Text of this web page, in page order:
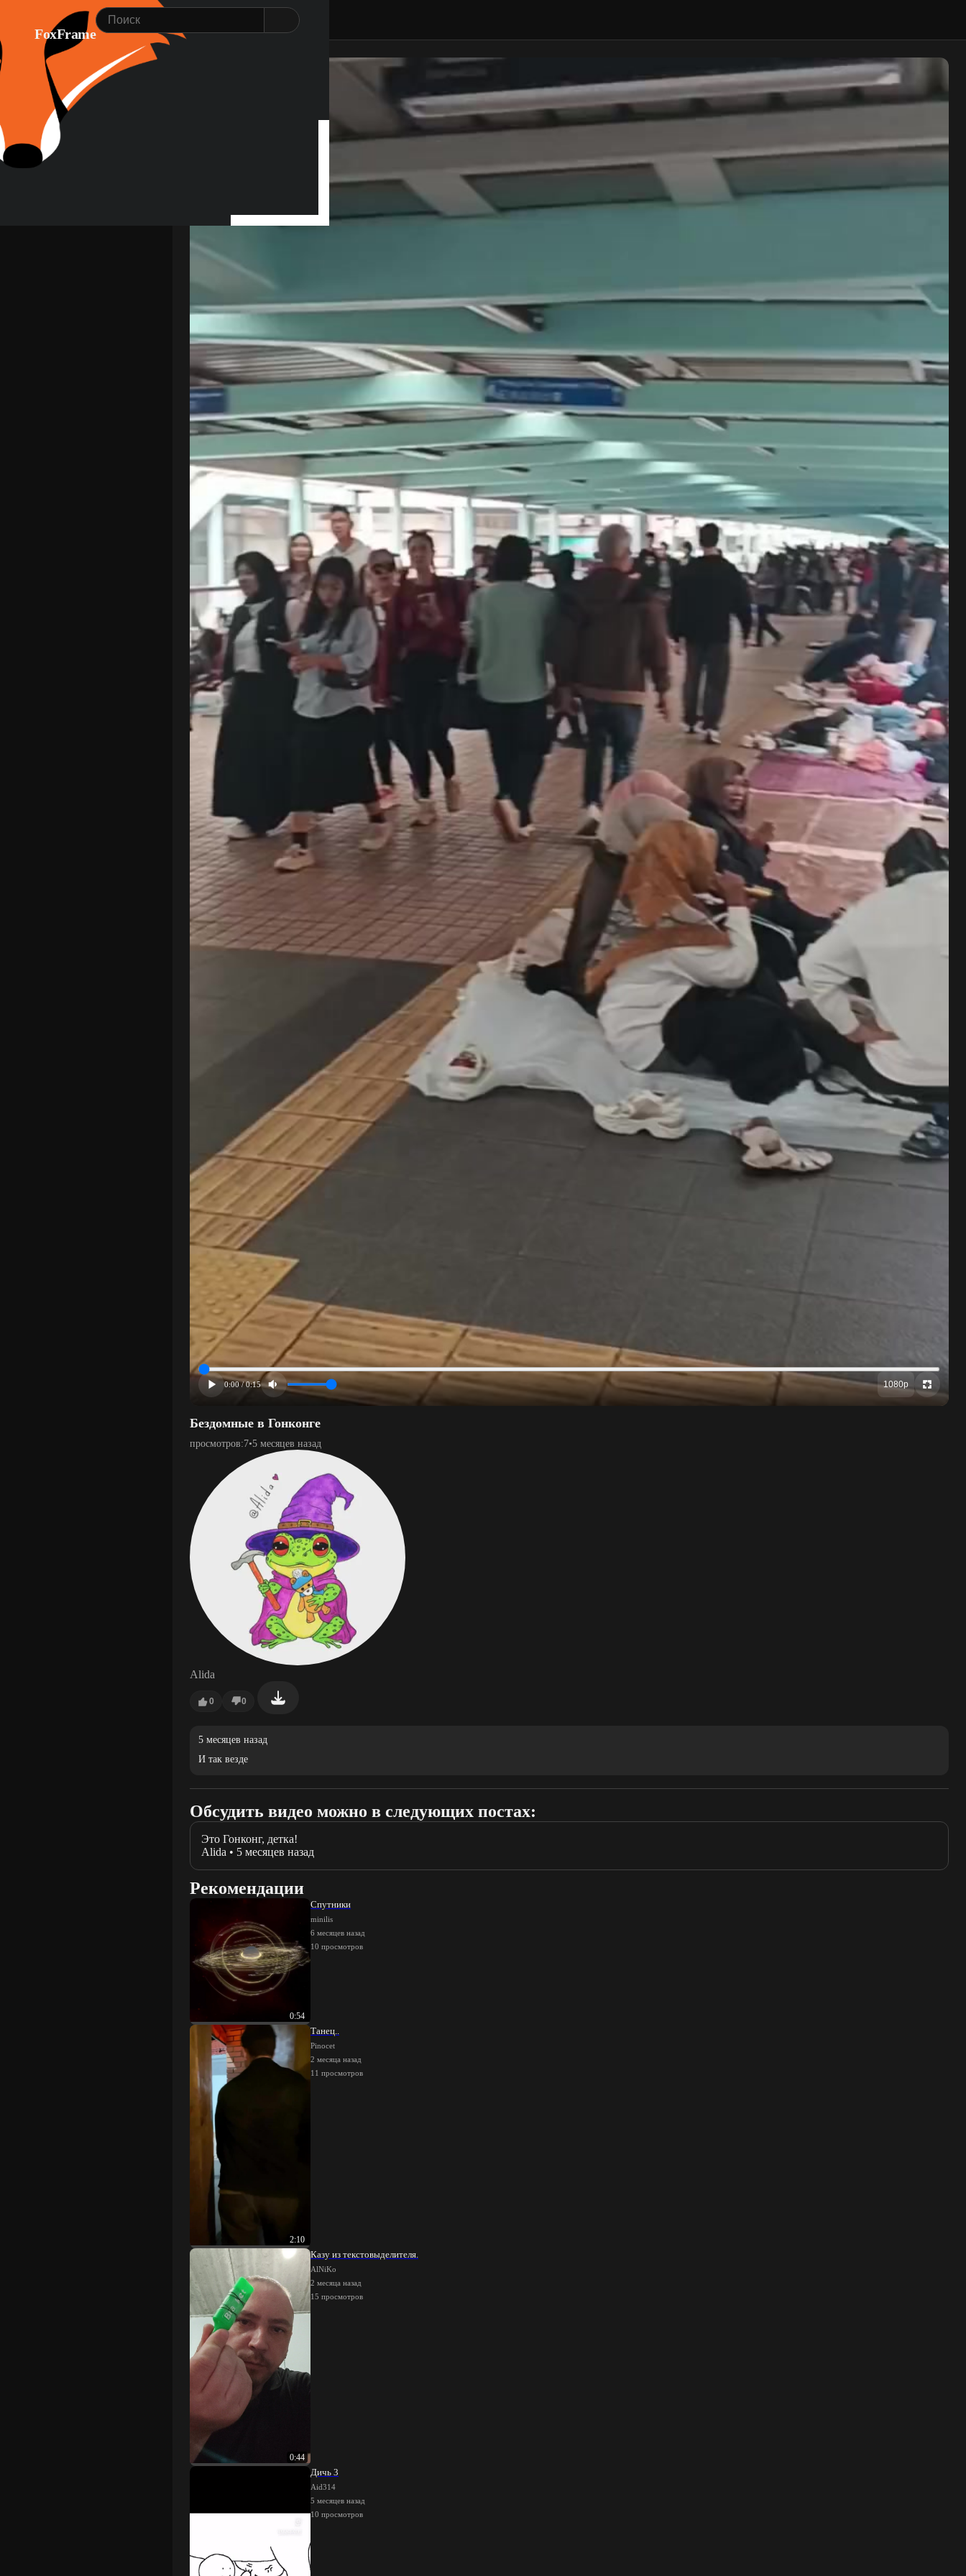
FoxFrame
Главная
Моменты
VariusSoft © 2026
0:00 / 0:15 1080p
Бездомные в Гонконге
просмотров:7•5 месяцев назад
Alida
0 0
5 месяцев назад
И так везде
Обсудить видео можно в следующих постах:
Это Гонконг, детка!
Alida • 5 месяцев назад
Рекомендации
0:54
Спутники
minilis
6 месяцев назад
10 просмотров
2:10
Танец..
Pinocet
2 месяца назад
11 просмотров
0:44
Казу из текстовыделителя.
AlNiKo
2 месяца назад
15 просмотров
Дичь 3
Aid314
5 месяцев назад
10 просмотров